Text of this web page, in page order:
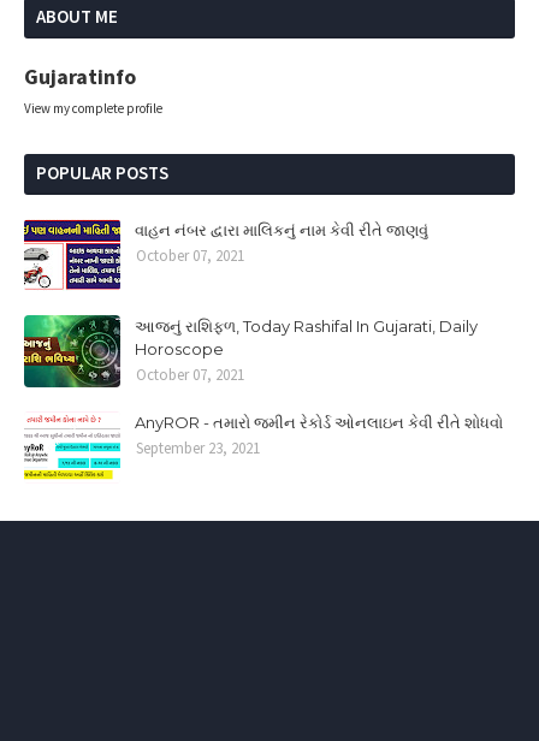
ABOUT ME
Gujaratinfo
View my complete profile
POPULAR POSTS
વાહન નંબર દ્વારા માલિકનું નામ કેવી રીતે જાણવું
October 07, 2021
આજનું રાશિફળ, Today Rashifal In Gujarati, Daily
Horoscope
October 07, 2021
AnyROR - તમારો જમીન રેકોર્ડ ઓનલાઇન કેવી રીતે શોધવો
September 23, 2021